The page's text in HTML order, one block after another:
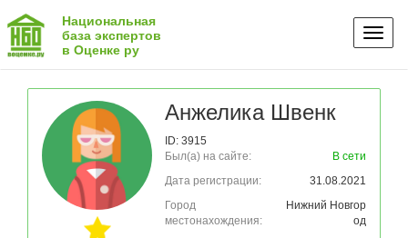
Национальная
база экспертов
в Оценке ру
Анжелика Швенк
ID: 3915
Был(а) на сайте:
В сети
Дата регистрации:
31.08.2021
Город
местонахождения:
Нижний Новгор
од